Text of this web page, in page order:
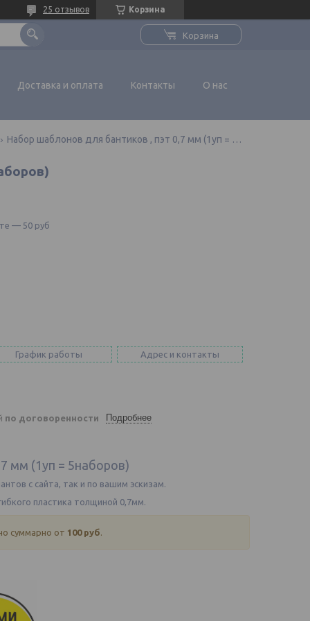
Корзина
25 отзывов
Корзина
Доставка и оплата Контакты О нас
Набор шаблонов для бантиков , пэт 0,7 мм (1уп = 5наборов)
— 50 руб
График работы Адрес и контакты
по договоренности Подробнее
мм (1уп = 5наборов)
с сайта, так и по вашим эскизам.
пластика толщиной 0,7мм.
суммарно от 100 руб